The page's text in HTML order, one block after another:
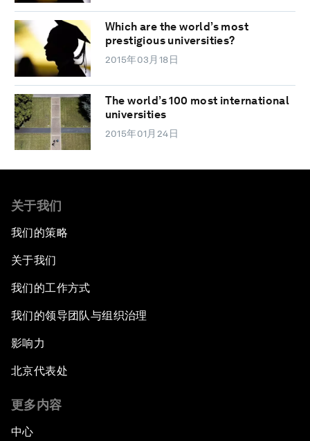
Which are the world’s most
prestigious universities?
2015年03月18日
The world’s 100 most international
universities
2015年01月24日
关于我们
我们的策略
关于我们
我们的工作方式
我们的领导团队与组织治理
影响力
北京代表处
更多内容
中心